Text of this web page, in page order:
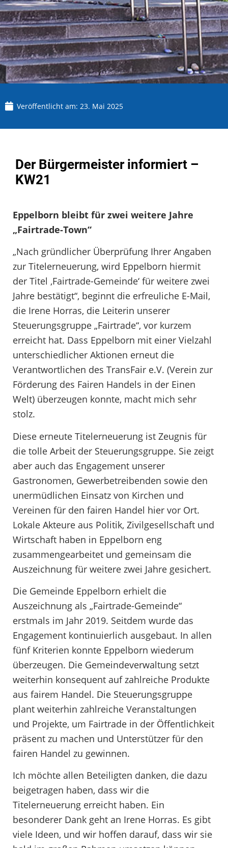
Veröffentlicht am: 23. Mai 2025
Der Bürgermeister informiert –
KW21
Eppelborn bleibt für zwei weitere Jahre
„Fairtrade-Town“
„Nach gründlicher Überprüfung Ihrer Angaben
zur Titelerneuerung, wird Eppelborn hiermit
der Titel ‚Fairtrade-Gemeinde‘ für weitere zwei
Jahre bestätigt“, beginnt die erfreuliche E-Mail,
die Irene Horras, die Leiterin unserer
Steuerungsgruppe „Fairtrade“, vor kurzem
erreicht hat. Dass Eppelborn mit einer Vielzahl
unterschiedlicher Aktionen erneut die
Verantwortlichen des TransFair e.V. (Verein zur
Förderung des Fairen Handels in der Einen
Welt) überzeugen konnte, macht mich sehr
stolz.
Diese erneute Titelerneuerung ist Zeugnis für
die tolle Arbeit der Steuerungsgruppe. Sie zeigt
aber auch das Engagement unserer
Gastronomen, Gewerbetreibenden sowie den
unermüdlichen Einsatz von Kirchen und
Vereinen für den fairen Handel hier vor Ort.
Lokale Akteure aus Politik, Zivilgesellschaft und
Wirtschaft haben in Eppelborn eng
zusammengearbeitet und gemeinsam die
Auszeichnung für weitere zwei Jahre gesichert.
Die Gemeinde Eppelborn erhielt die
Auszeichnung als „Fairtrade-Gemeinde“
erstmals im Jahr 2019. Seitdem wurde das
Engagement kontinuierlich ausgebaut. In allen
fünf Kriterien konnte Eppelborn wiederum
überzeugen. Die Gemeindeverwaltung setzt
weiterhin konsequent auf zahlreiche Produkte
aus fairem Handel. Die Steuerungsgruppe
plant weiterhin zahlreiche Veranstaltungen
und Projekte, um Fairtrade in der Öffentlichkeit
präsent zu machen und Unterstützer für den
fairen Handel zu gewinnen.
Ich möchte allen Beteiligten danken, die dazu
beigetragen haben, dass wir die
Titelerneuerung erreicht haben. Ein
besonderer Dank geht an Irene Horras. Es gibt
viele Ideen, und wir hoffen darauf, dass wir sie